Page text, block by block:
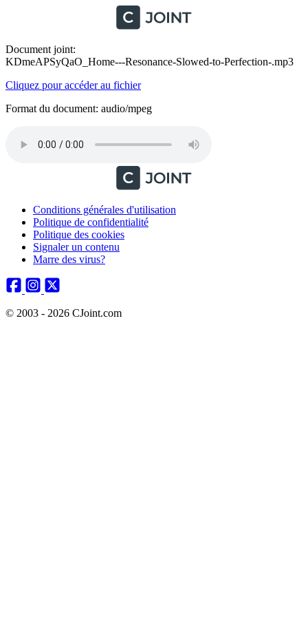
Document joint:
KDmeAPSyQaO_Home---Resonance-Slowed-to-Perfection-.mp3
Cliquez pour accéder au fichier
Format du document: audio/mpeg
Conditions générales d'utilisation
Politique de confidentialité
Politique des cookies
Signaler un contenu
Marre des virus?
© 2003 - 2026 CJoint.com